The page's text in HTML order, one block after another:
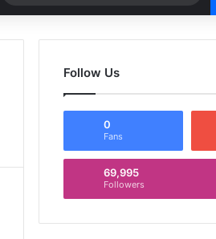
for
Follow Us
0
Fans
69,995
Followers